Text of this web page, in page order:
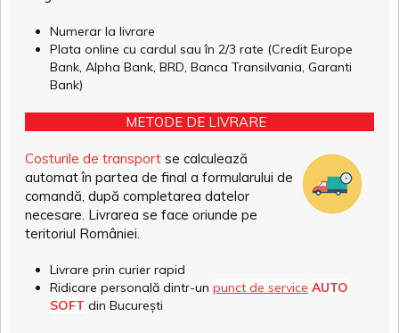
Numerar la livrare
Plata online cu cardul sau în 2/3 rate (Credit Europe
Bank, Alpha Bank, BRD, Banca Transilvania, Garanti
Bank)
METODE DE LIVRARE
Costurile de transport se calculează
automat în partea de final a formularului de
comandă, după completarea datelor
necesare. Livrarea se face oriunde pe
teritoriul României.
Livrare prin curier rapid
Ridicare personală dintr-un punct de service AUTO
SOFT din București